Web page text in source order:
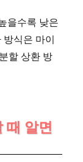
을수록 낮은
식은 마이
할 상환 방
때 알면